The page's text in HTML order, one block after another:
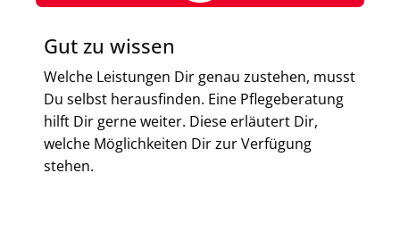
Gut zu wissen
Welche Leistungen Dir genau zustehen, musst
Du selbst herausfinden. Eine Pflegeberatung
hilft Dir gerne weiter. Diese erläutert Dir,
welche Möglichkeiten Dir zur Verfügung
stehen.